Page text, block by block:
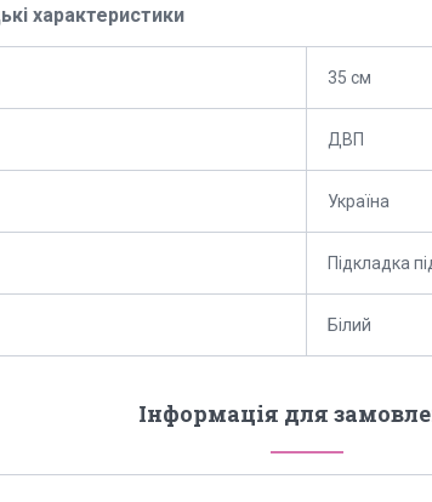
характеристики
35 см
ДВП
Україна
Підкладка
Білий
Інформація для